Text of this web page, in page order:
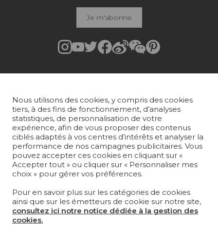
TISSUS
PAPIERS PEINTS
TAPIS ET MOQUETTES
MOBILIER
PROJETS
SUR-MESURE
MAGAZINE
Je m'abonne
Nous utilisons des cookies, y compris des cookies
tiers, à des fins de fonctionnement, d’analyses
statistiques, de personnalisation de votre
expérience, afin de vous proposer des contenus
ciblés adaptés à vos centres d’intérêts et analyser la
performance de nos campagnes publicitaires. Vous
pouvez accepter ces cookies en cliquant sur «
Accepter tout » ou cliquer sur « Personnaliser mes
choix » pour gérer vos préférences.
Pour en savoir plus sur les catégories de cookies
ainsi que sur les émetteurs de cookie sur notre site,
consultez ici notre notice dédiée à la gestion des
cookies.